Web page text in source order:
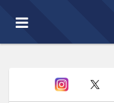
Toggle
navigation